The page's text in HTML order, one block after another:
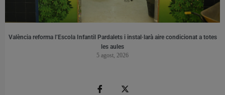
València reforma l’Escola Infantil Pardalets i instal·larà aire condicionat a totes
les aules
5 agost, 2026